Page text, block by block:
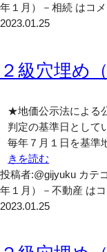
年１月）－相続 はコ
2023.01.25
２級穴埋め
★地価公示法による
判定の基準日として
毎年７月１日を基
きを読む
投稿者:@gijyuku カテ
年１月）－不動産 は
2023.01.25